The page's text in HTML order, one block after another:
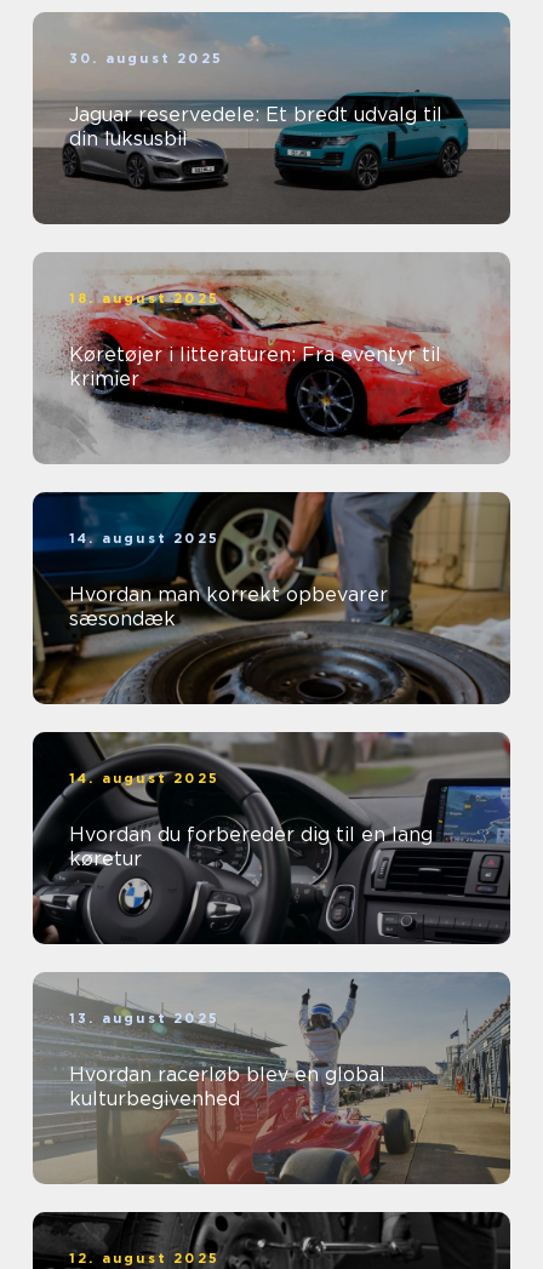
30. august 2025
Jaguar reservedele: Et bredt udvalg til
din luksusbil
18. august 2025
Køretøjer i litteraturen: Fra eventyr til
krimier
14. august 2025
Hvordan man korrekt opbevarer
sæsondæk
14. august 2025
Hvordan du forbereder dig til en lang
køretur
13. august 2025
Hvordan racerløb blev en global
kulturbegivenhed
12. august 2025